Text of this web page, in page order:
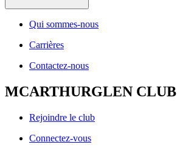
Qui sommes-nous
Carrières
Contactez-nous
MCARTHURGLEN CLUB
Rejoindre le club
Connectez-vous